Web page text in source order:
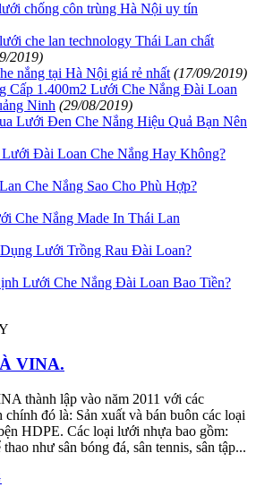
chống côn trùng Hà Nội uy tín
che lan technology Thái Lan chất
2019)
nắng tại Hà Nội giá rẻ nhất (17/09/2019)
Cấp 1.400m2 Lưới Che Nắng Đài Loan
Ninh (29/08/2019)
Lưới Đen Che Nắng Hiệu Quả Bạn Nên
Đài Loan Che Nắng Hay Không?
Che Nắng Sao Cho Phù Hợp?
Che Nắng Made In Thái Lan
Lưới Trồng Rau Đài Loan?
Lưới Che Nắng Đài Loan Bao Tiền?
VINA.
thành lập vào năm 2011 với các
đó là: Sản xuất và bán buôn các loại
HDPE. Các loại lưới nhựa bao gồm:
như sân bóng đá, sân tennis, sân tập...